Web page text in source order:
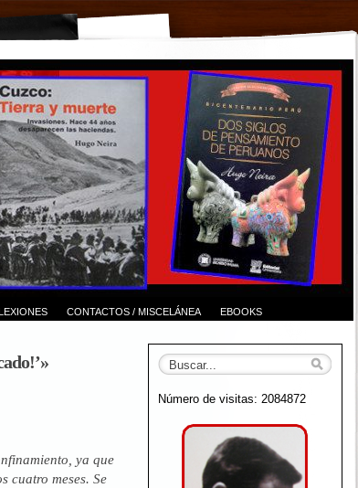
CONTACTOS / MISCELÁNEA EBOOKS
ya que
cuatro meses. Se
Número de visitas: 2084872